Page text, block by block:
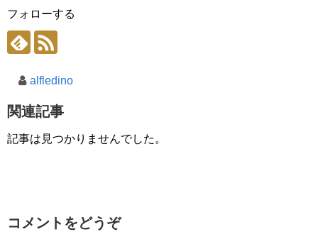
フォローする
alfledino
関連記事
記事は見つかりませんでした。
コメントをどうぞ